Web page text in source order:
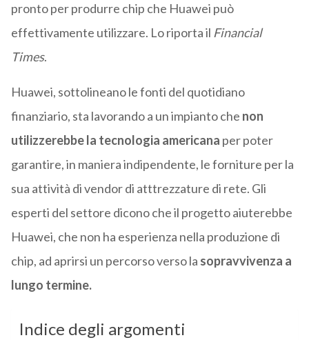
pronto per produrre chip che Huawei può
effettivamente utilizzare. Lo riporta il Financial
Times.
Huawei, sottolineano le fonti del quotidiano
finanziario, sta lavorando a un impianto che non
utilizzerebbe la tecnologia americana per poter
garantire, in maniera indipendente, le forniture per la
sua attività di vendor di atttrezzature di rete. Gli
esperti del settore dicono che il progetto aiuterebbe
Huawei, che non ha esperienza nella produzione di
chip, ad aprirsi un percorso verso la sopravvivenza a
lungo termine.
Indice degli argomenti